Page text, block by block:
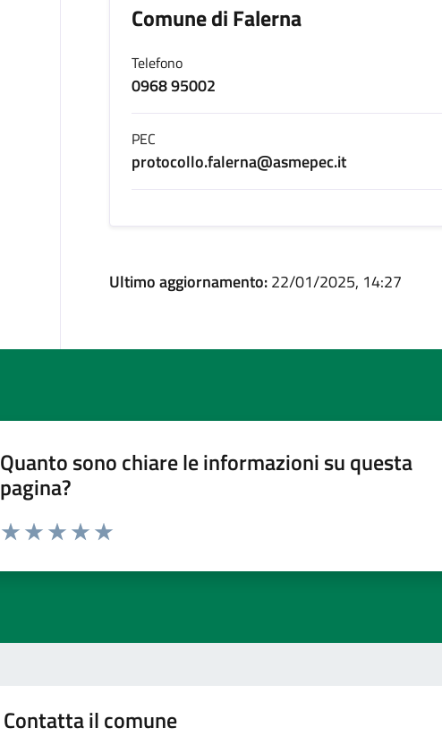
Comune di Falerna
Telefono
0968 95002
PEC
protocollo.falerna@asmepec.it
Ultimo aggiornamento:22/01/2025, 14:27
Quanto sono chiare le informazioni su questa
pagina?
Contatta il comune